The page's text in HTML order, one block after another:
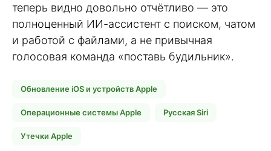
теперь видно довольно отчётливо — это
полноценный ИИ-ассистент с поиском, чатом
и работой с файлами, а не привычная
голосовая команда «поставь будильник».
Обновление iOS и устройств Apple
Операционные системы Apple Русская Siri
Утечки Apple